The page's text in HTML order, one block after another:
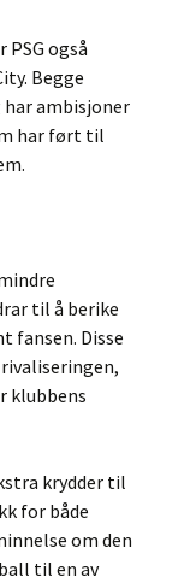
også
Begge
ambisjoner
har ført til
til å berike
fansen. Disse
klubbens
krydder til
for både
om den
til en av